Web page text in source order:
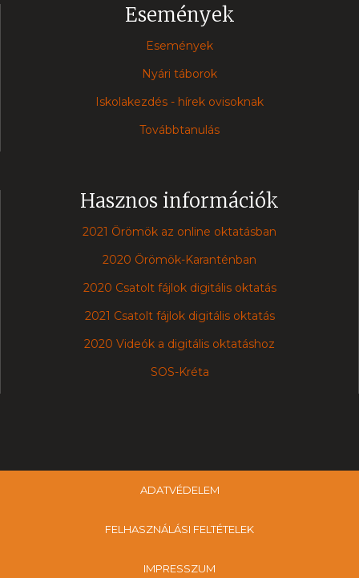
Események
Események
Nyári táborok
Iskolakezdés - hírek ovisoknak
Továbbtanulás
Hasznos információk
2021 Örömök az online oktatásban
2020 Örömök-Karanténban
2020 Csatolt fájlok digitális oktatás
2021 Csatolt fájlok digitális oktatás
2020 Videók a digitális oktatáshoz
SOS-Kréta
ADATVÉDELEM
FELHASZNÁLÁSI FELTÉTELEK
IMPRESSZUM